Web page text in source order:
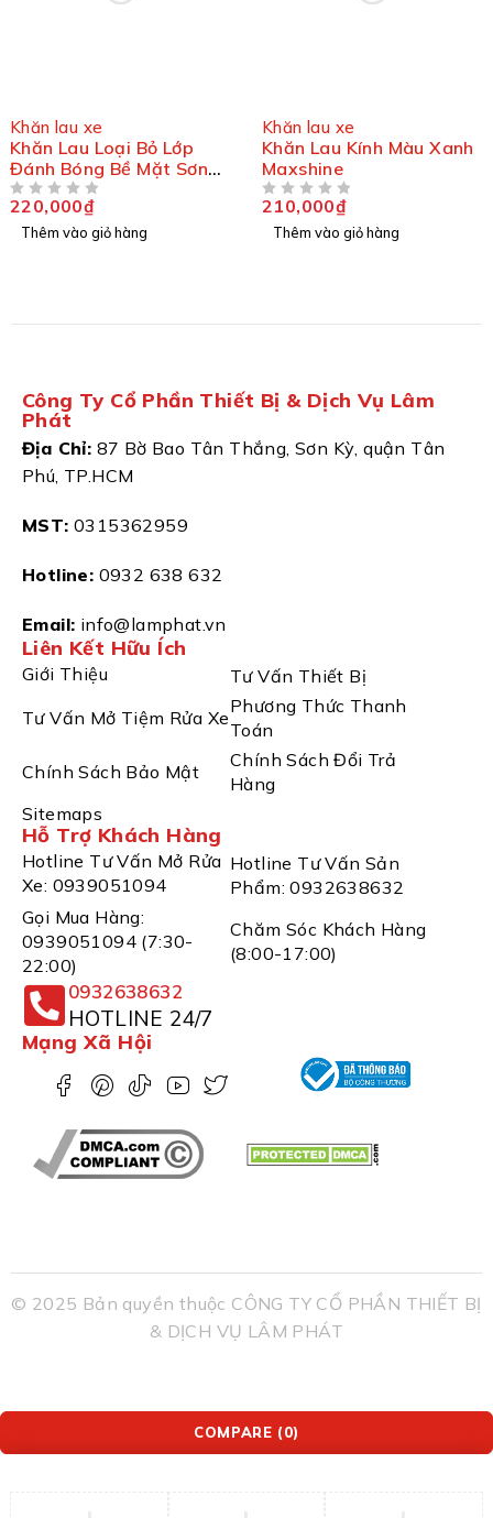
Khăn lau xe
Khăn Lau Loại Bỏ Lớp
Đánh Bóng Bề Mặt Sơn
Maxshine
220,000₫
Thêm vào giỏ hàng
Khăn lau xe
Khăn Lau Kính Màu Xanh
Maxshine
210,000₫
Thêm vào giỏ hàng
Công Ty Cổ Phần Thiết Bị & Dịch Vụ Lâm
Phát
Địa Chỉ: 87 Bờ Bao Tân Thắng, Sơn Kỳ, quận Tân
Phú, TP.HCM
MST: 0315362959
Hotline: 0932 638 632
Email: info@lamphat.vn
Liên Kết Hữu Ích
Giới Thiệu
Tư Vấn Thiết Bị
Tư Vấn Mở Tiệm Rửa Xe
Phương Thức Thanh
Toán
Chính Sách Bảo Mật
Chính Sách Đổi Trả
Hàng
Sitemaps
Hỗ Trợ Khách Hàng
Hotline Tư Vấn Mở Rửa
Xe: 0939051094
Hotline Tư Vấn Sản
Phẩm: 0932638632
Gọi Mua Hàng:
0939051094 (7:30-
22:00)
Chăm Sóc Khách Hàng
(8:00-17:00)
0932638632
HOTLINE 24/7
Mạng Xã Hội
© 2025 Bản quyền thuộc CÔNG TY CỔ PHẦN THIẾT BỊ
& DỊCH VỤ LÂM PHÁT
COMPARE (0)